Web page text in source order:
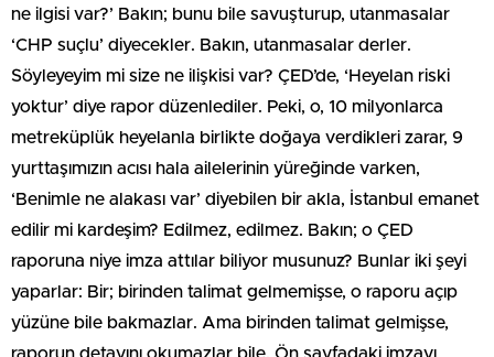
ne ilgisi var?’ Bakın; bunu bile savuşturup, utanmasalar
‘CHP suçlu’ diyecekler. Bakın, utanmasalar derler.
Söyleyeyim mi size ne ilişkisi var? ÇED’de, ‘Heyelan riski
yoktur’ diye rapor düzenlediler. Peki, o, 10 milyonlarca
metreküplük heyelanla birlikte doğaya verdikleri zarar, 9
yurttaşımızın acısı hala ailelerinin yüreğinde varken,
‘Benimle ne alakası var’ diyebilen bir akla, İstanbul emanet
edilir mi kardeşim? Edilmez, edilmez. Bakın; o ÇED
raporuna niye imza attılar biliyor musunuz? Bunlar iki şeyi
yaparlar: Bir; birinden talimat gelmemişse, o raporu açıp
yüzüne bile bakmazlar. Ama birinden talimat gelmişse,